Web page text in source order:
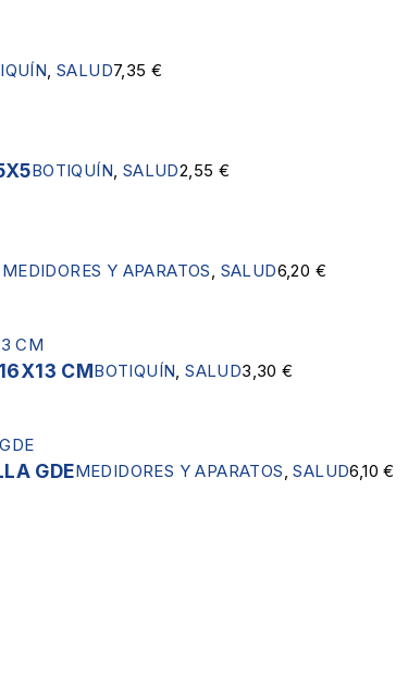
,SALUD7,35€
BOTIQUÍN, SALUD2,55 €
MEDIDORES Y APARATOS, SALUD6,20 €
CMBOTIQUÍN,SALUD3,30€
GDEMEDIDORES Y APARATOS,SALUD6,10€